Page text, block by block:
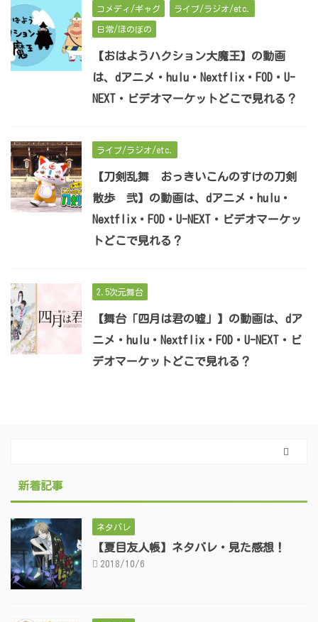
コメディ/ギャグ ライブ/ラジオ/etc.
日常/ほのぼの
【おはようハクション大魔王】の動画
は、dアニメ・hulu・Nextflix・FOD・U-
NEXT・ビデオマーケットどこで見れる？
ライブ/ラジオ/etc.
【刀剣乱舞 おっきいこんのすけの刀剣
散歩 弐】の動画は、dアニメ・hulu・
Nextflix・FOD・U-NEXT・ビデオマーケッ
トどこで見れる？
2.5次元舞台
【舞台「四月は君の嘘」】の動画は、dア
ニメ・hulu・Nextflix・FOD・U-NEXT・ビ
デオマーケットどこで見れる？
新着記事
ネタバレ
【夏目友人帳】ネタバレ・見た感想！
2018/10/6